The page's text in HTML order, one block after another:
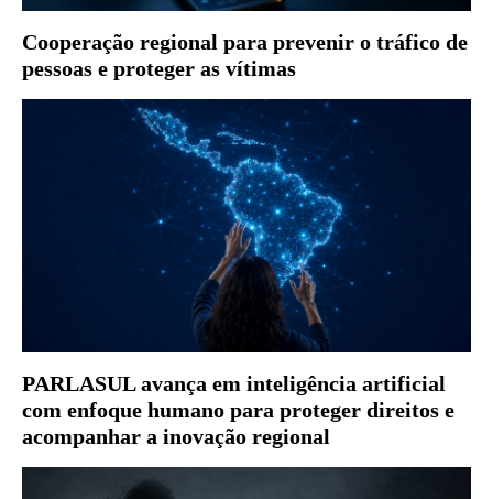
Cooperação regional para prevenir o tráfico de
pessoas e proteger as vítimas
PARLASUL avança em inteligência artificial
com enfoque humano para proteger direitos e
acompanhar a inovação regional